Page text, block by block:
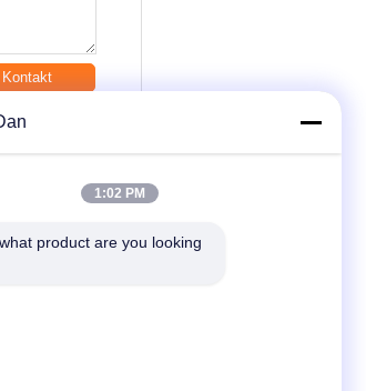
Kontakt
zębami
z ultra
/ aluminium z
1:02 PM
product are you looking